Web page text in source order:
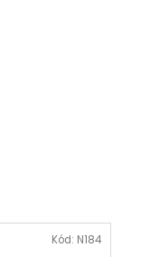
Kód: N184